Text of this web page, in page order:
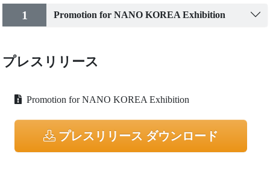
1 Promotion for NANO KOREA Exhibition
プレスリリース
Promotion for NANO KOREA Exhibition
プレスリリース ダウンロード